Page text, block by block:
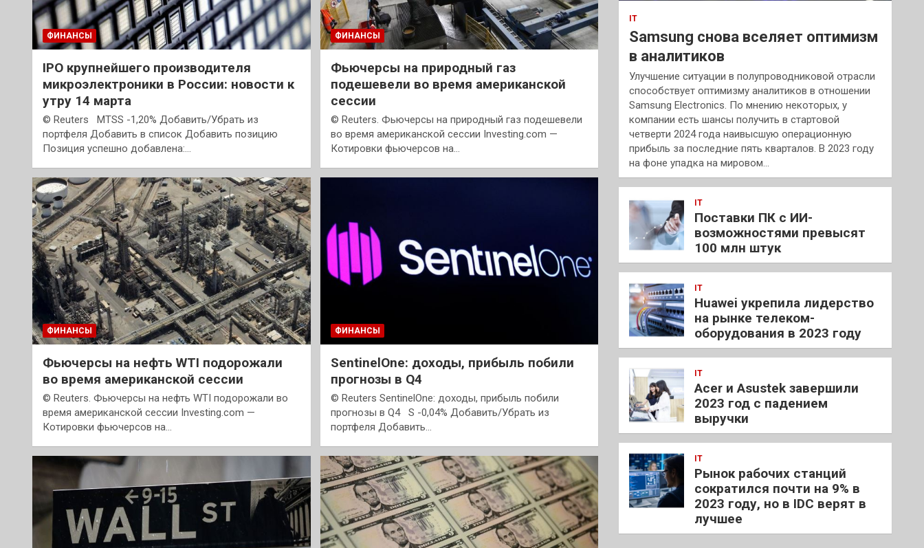
ФИНАНСЫ
IPO крупнейшего производителя
микроэлектроники в России: новости к
утру 14 марта
© Reuters MTSS -1,20% Добавить/Убрать из
портфеля Добавить в список Добавить позицию
Позиция успешно добавлена:…
ФИНАНСЫ
Фьючерсы на природный газ
подешевели во время американской
сессии
© Reuters. Фьючерсы на природный газ подешевели
во время американской сессии Investing.com —
Котировки фьючерсов на…
ФИНАНСЫ
Фьючерсы на нефть WTI подорожали
во время американской сессии
© Reuters. Фьючерсы на нефть WTI подорожали во
время американской сессии Investing.com —
Котировки фьючерсов на…
ФИНАНСЫ
SentinelOne: доходы, прибыль побили
прогнозы в Q4
© Reuters SentinelOne: доходы, прибыль побили
прогнозы в Q4 S -0,04% Добавить/Убрать из
портфеля Добавить…
IT
Samsung снова вселяет оптимизм
в аналитиков
Улучшение ситуации в полупроводниковой отрасли
способствует оптимизму аналитиков в отношении
Samsung Electronics. По мнению некоторых, у
компании есть шансы получить в стартовой
четверти 2024 года наивысшую операционную
прибыль за последние пять кварталов. В 2023 году
на фоне упадка на мировом…
IT
Поставки ПК с ИИ-
возможностями превысят
100 млн штук
IT
Huawei укрепила лидерство
на рынке телеком-
оборудования в 2023 году
IT
Acer и Asustek завершили
2023 год с падением
выручки
IT
Рынок рабочих станций
сократился почти на 9% в
2023 году, но в IDC верят в
лучшее